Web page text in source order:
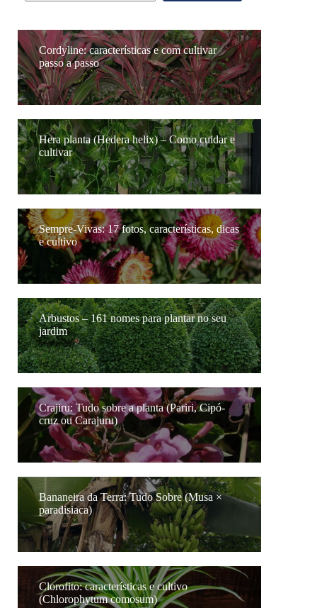
Cordyline: características e com cultivar
passo a passo
Hera planta (Hedera helix) – Como cuidar e
cultivar
Sempre-Vivas: 17 fotos, características, dicas
e cultivo
Arbustos – 161 nomes para plantar no seu
jardim
Crajiru: Tudo sobre a planta (Pariri, Cipó-
cruz ou Carajuru)
Bananeira da Terra: Tudo Sobre (Musa ×
paradisiaca)
Clorofito: características e cultivo
(Chlorophytum comosum)